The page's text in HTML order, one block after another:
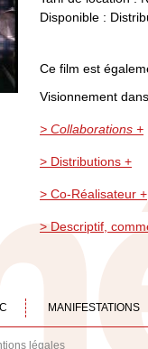
Disponible :
Ce film est
Visionnement
> Collaborations +
> Distributions +
> Co-Réalisateur +
> Descriptif,
MANIFESTATIONS
légales